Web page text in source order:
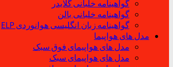
گواهینامه خلبانی گلایدر
گواهینامه خلبانی بالن
گواهینامه زبان انگلیسی هوانوردی ELP
مدل های هواپیما
مدل های هواپیمای فوق سبک
مدل های هواپیمای سبک